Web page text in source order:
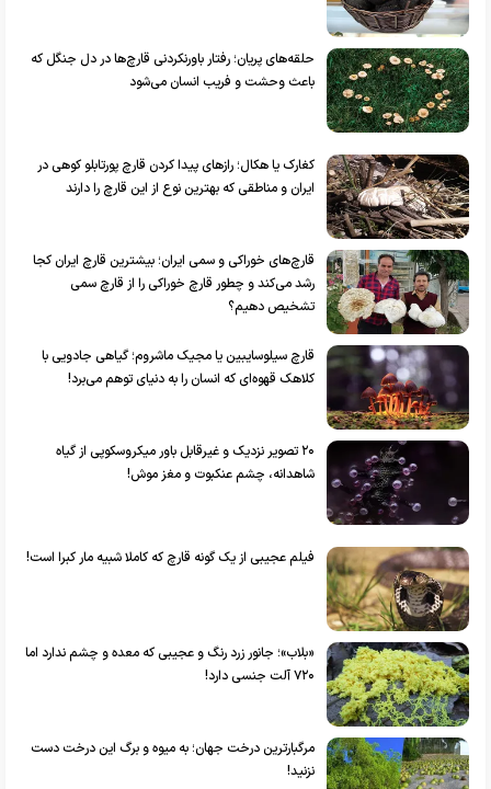
حلقه‌های پریان؛ رفتار باورنکردنی قارچ‌ها در دل جنگل که
باعث وحشت و فریب انسان می‌شود
کغارک یا هکال؛ راز‌های پیدا کردن قارچ پورتابلو کوهی در
ایران و مناطقی که بهترین نوع از این قارچ را دارند
قارچ‌های خوراکی و سمی ایران؛ بیشترین قارچ ایران کجا
رشد می‌کند و چطور قارچ خوراکی را از قارچ سمی
تشخیص دهیم؟
قارچ سیلوسایبین یا مجیک ماشروم؛ گیاهی جادویی با
کلاهک قهوه‌ای که انسان را به دنیای توهم می‌برد!
۲۰ تصویر نزدیک و غیرقابل باور میکروسکوپی از گیاه
شاهدانه، چشم عنکبوت و مغز موش!
فیلم عجیبی از یک گونه قارچ که کاملا شبیه مار کبرا است!
«بلاب»؛ جانور زرد رنگ و عجیبی که معده و چشم ندارد اما
۷۲۰ آلت جنسی دارد!
مرگبارترین درخت جهان؛ به میوه و برگ این درخت دست
نزنید!